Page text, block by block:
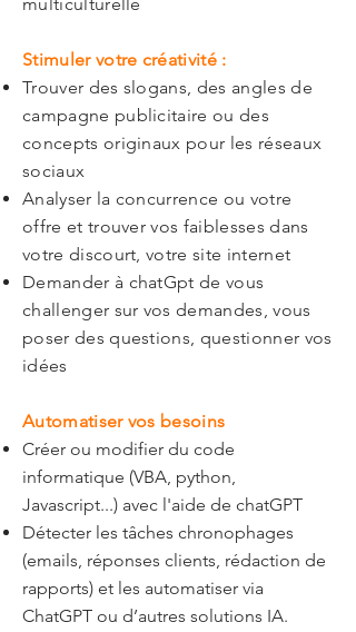
Stimuler votre créativité :
Trouver des slogans, des angles de
campagne publicitaire ou des
concepts originaux pour les réseaux
sociaux
Analyser la concurrence ou votre
offre et trouver vos faiblesses dans
votre discourt, votre site internet
Demander à chatGpt de vous
challenger sur vos demandes, vous
poser des questions, questionner vos
idées
Automatiser vos besoins
Créer ou modifier du code
informatique (VBA, python,
Javascript...) avec l'aide de chatGPT
Détecter les tâches chronophages
(emails, réponses clients, rédaction de
rapports) et les automatiser via
ChatGPT ou d’autres solutions IA.